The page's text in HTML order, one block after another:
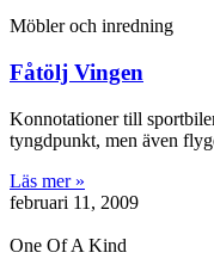
Möbler och inredning
Fåtölj Vingen
Konnotationer till
tyngdpunkt, men även
Läs mer »
februari 11, 2009
One Of A Kind